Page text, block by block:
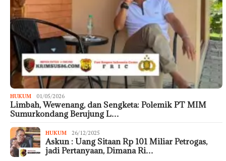
HUKUM 01/05/2026
Limbah, Wewenang, dan Sengketa: Polemik PT MIM
Sumurkondang Berujung L…
HUKUM 26/12/2025
Askun : Uang Sitaan Rp 101 Miliar Petrogas,
jadi Pertanyaan, Dimana Ri…